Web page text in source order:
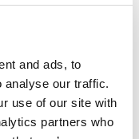
and ads, to
analyse our traffic.
use of our site with
partners who
Konzepte
die
Ein
den Städten